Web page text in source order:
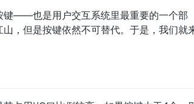
——也是用户交互系统里最重要的一个部
，但是按键依然不可替代。于是，我们就